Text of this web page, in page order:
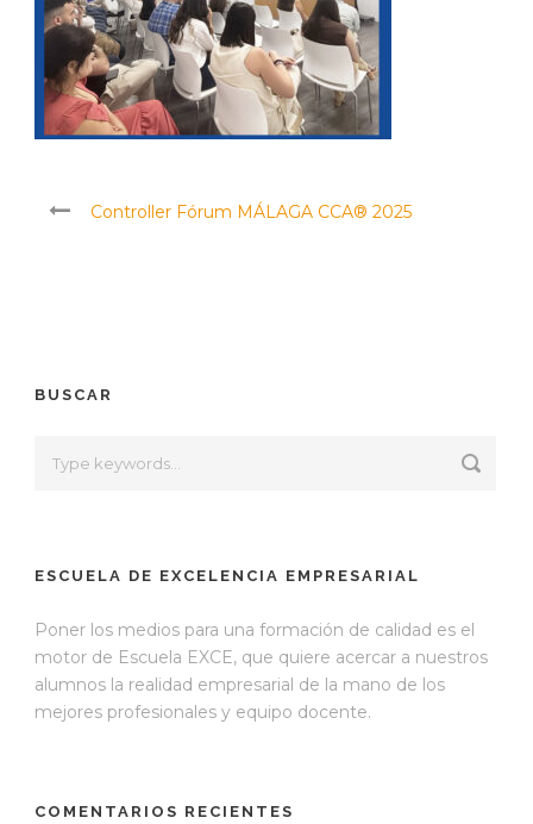
Controller Fórum MÁLAGA CCA® 2025
BUSCAR
ESCUELA DE EXCELENCIA EMPRESARIAL
Poner los medios para una formación de calidad es el
motor de Escuela EXCE, que quiere acercar a nuestros
alumnos la realidad empresarial de la mano de los
mejores profesionales y equipo docente.
COMENTARIOS RECIENTES